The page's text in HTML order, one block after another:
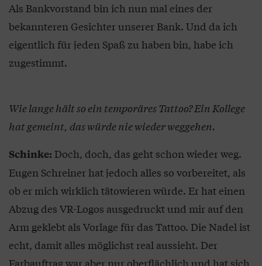
Als Bankvorstand bin ich nun mal eines der
bekannteren Gesichter unserer Bank. Und da ich
eigentlich für jeden Spaß zu haben bin, habe ich
zugestimmt.
Wie lange hält so ein temporäres Tattoo? Ein Kollege
hat gemeint, das würde nie wieder weggehen.
Schinke: Doch, doch, das geht schon wieder weg.
Eugen Schreiner hat jedoch alles so vorbereitet, als
ob er mich wirklich tätowieren würde. Er hat einen
Abzug des VR-Logos ausgedruckt und mir auf den
Arm geklebt als Vorlage für das Tattoo. Die Nadel ist
echt, damit alles möglichst real aussieht. Der
Farbauftrag war aber nur oberflächlich und hat sich